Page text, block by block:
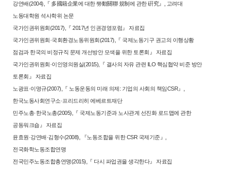
강연배(2004),『 多國籍企業에 대한 勞動關聯 規制에 관한 硏究』, 고려대
노동대학원 석사학위 논문
국가인권위원회(2017),『 2017년 인권경영포럼』 자료집
국가인권위원회·국회환경노동위원회(2017),『 국제노동기구 권고의 이행상황
점검과 한국의 비정규직 문제 개선방안 모색을 위한 토론회』 자료집
국가인권위원회·이인영의원실(2015),『 결사의 자유 관련 ILO 핵심협약 비준 방안
토론회』 자료집
노광표·이명규(2007),『 노동운동의 미래 의제: 기업의 사회의 책임CSR』,
한국노동사회연구소·프리드리히 에베르트재단
민주노총·한국노총(2005),『 국제노동기준과 노사관계 선진화 로드맵에 관한
공동워 크숍』 자료집
윤효원·강연배·김형수(2008), 『노동조합을 위한 CSR 국제기준』,
전국화학노동조합연맹
전국민주노동조합총연맹(2015),『 다시 파업권을 생각한다』 자료집